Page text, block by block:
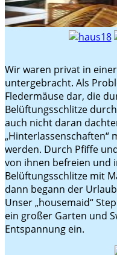
Wir waren privat in
untergebracht. Als
Fledermäuse dar, die
Belüftungsschlitze
auch nicht daran
werden. Durch Pfiffe
von ihnen befreien und
Belüftungsschlitze mit
dann begann der
Unser „housemaid“
ein großer Garten und
Entspannung ein.